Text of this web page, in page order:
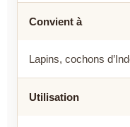
Convient à
Lapins, cochons
Utilisation